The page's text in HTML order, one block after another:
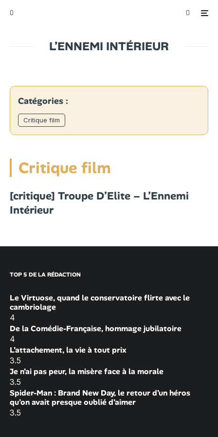
L’ENNEMI INTÉRIEUR
Catégories :
Critique film
Critique film
[critique] Troupe D’Elite – L’Ennemi
Intérieur
TOP 5 DE LA RÉDACTION
Le Virtuose, quand le conservatoire flirte avec le
cambriolage
4
De la Comédie-Française, hommage jubilatoire
4
L’attachement, la vie à tout prix
3.5
Je n’ai pas peur, la misère face à la morale
3.5
Spider-Man : Brand New Day, le retour d’un héros
qu’on avait presque oublié d’aimer
3.5